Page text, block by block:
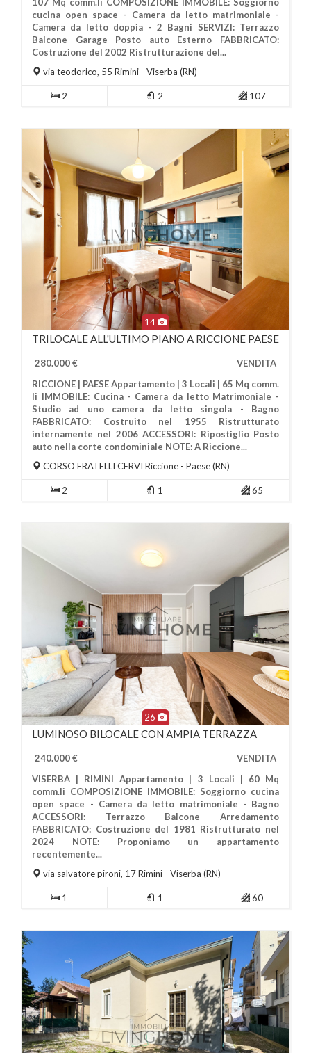
Più Informazioni
cucina open space - Camera da letto matrimoniale -
Camera da letto doppia - 2 Bagni SERVIZI: Terrazzo
Balcone Garage Posto auto Esterno FABBRICATO:
Costruzione del 2002 Ristrutturazione del...
via teodorico, 55 Rimini - Viserba (RN)
2 2 107
14
Più Informazioni
TRILOCALE ALL'ULTIMO PIANO A RICCIONE PAESE
280.000 €
VENDITA
RICCIONE | PAESE Appartamento | 3 Locali | 65 Mq comm.
li IMMOBILE: Cucina - Camera da letto Matrimoniale -
Studio ad uno camera da letto singola - Bagno
FABBRICATO: Costruito nel 1955 Ristrutturato
internamente nel 2006 ACCESSORI: Ripostiglio Posto
auto nella corte condominiale NOTE: A Riccione...
CORSO FRATELLI CERVI Riccione - Paese (RN)
2 1 65
26
Più Informazioni
LUMINOSO BILOCALE CON AMPIA TERRAZZA
240.000 €
VENDITA
VISERBA | RIMINI Appartamento | 3 Locali | 60 Mq
comm.li COMPOSIZIONE IMMOBILE: Soggiorno cucina
open space - Camera da letto matrimoniale - Bagno
ACCESSORI: Terrazzo Balcone Arredamento
FABBRICATO: Costruzione del 1981 Ristrutturato nel
2024 NOTE: Proponiamo un appartamento
recentemente...
via salvatore pironi, 17Rimini - Viserba (RN)
1 1 60